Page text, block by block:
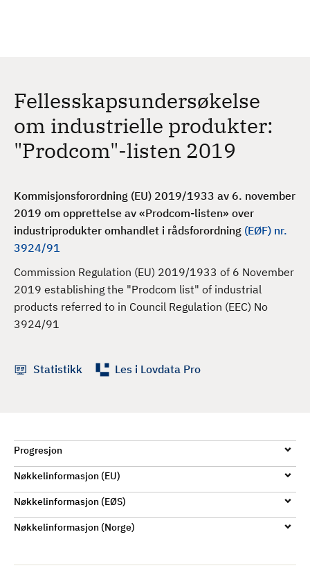
Fellesskapsundersøkelse
om industrielle produkter:
"Prodcom"-listen 2019
Kommisjonsforordning (EU) 2019/1933 av 6. november
2019 om opprettelse av «Prodcom-listen» over
industriprodukter omhandlet i rådsforordning (EØF) nr.
3924/91
Commission Regulation (EU) 2019/1933 of 6 November
2019 establishing the "Prodcom list" of industrial
products referred to in Council Regulation (EEC) No
3924/91
Statistikk Les i Lovdata Pro
Progresjon
Nøkkelinformasjon (EU)
Nøkkelinformasjon (EØS)
Nøkkelinformasjon (Norge)